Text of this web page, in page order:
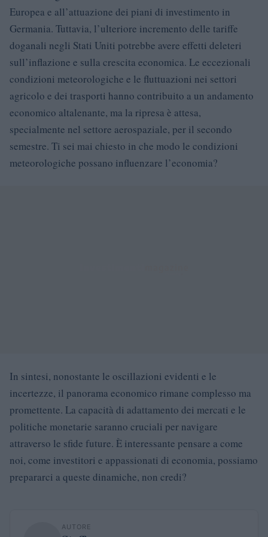
Europea e all’attuazione dei piani di investimento in
Germania. Tuttavia, l’ulteriore incremento delle tariffe
doganali negli Stati Uniti potrebbe avere effetti deleteri
sull’inflazione e sulla crescita economica. Le eccezionali
condizioni meteorologiche e le fluttuazioni nei settori
agricolo e dei trasporti hanno contribuito a un andamento
economico altalenante, ma la ripresa è attesa,
specialmente nel settore aerospaziale, per il secondo
semestre. Ti sei mai chiesto in che modo le condizioni
meteorologiche possano influenzare l’economia?
In sintesi, nonostante le oscillazioni evidenti e le
incertezze, il panorama economico rimane complesso ma
promettente. La capacità di adattamento dei mercati e le
politiche monetarie saranno cruciali per navigare
attraverso le sfide future. È interessante pensare a come
noi, come investitori e appassionati di economia, possiamo
prepararci a queste dinamiche, non credi?
AUTORE